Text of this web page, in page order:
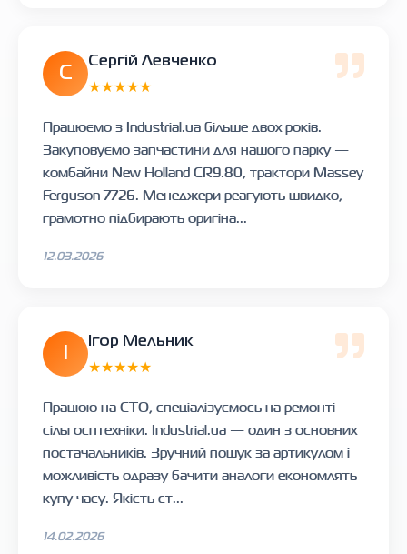
С
Сергій Левченко
★★★★★
Працюємо з Industrial.ua більше двох років.
Закуповуємо запчастини для нашого парку —
комбайни New Holland CR9.80, трактори Massey
Ferguson 7726. Менеджери реагують швидко,
грамотно підбирають оригіна...
12.03.2026
Ігор Мельник
★★★★★
Працюю на СТО, спеціалізуємось на ремонті
сільгосптехніки. Industrial.ua — один з основних
постачальників. Зручний пошук за артикулом і
можливість одразу бачити аналоги економлять
купу часу. Якість ст...
14.02.2026